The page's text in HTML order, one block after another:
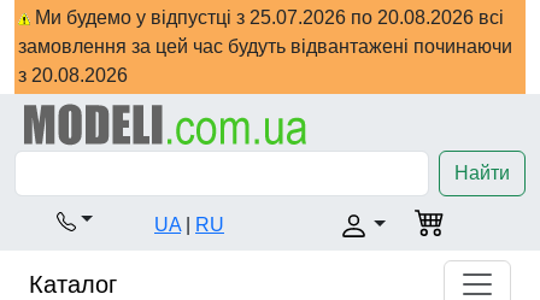
Ми будемо у відпустці з 25.07.2026 по 20.08.2026 всі
замовлення за цей час будуть відвантажені починаючи
з 20.08.2026
Найти
UA RU
Каталог